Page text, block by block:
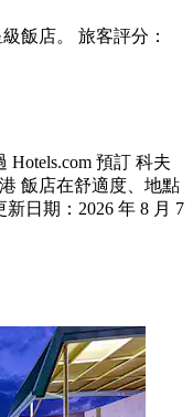
飯店。 旅客評分：
預訂 科夫
飯店在舒適度、地點
日期： 2026 年 8 月 7